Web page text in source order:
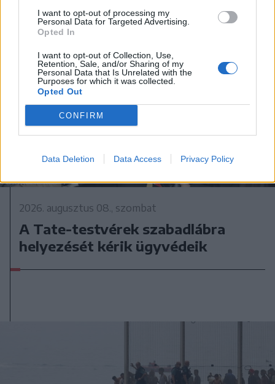
I want to opt-out of processing my
Personal Data for Targeted Advertising.
Opted In
I want to opt-out of Collection, Use,
Retention, Sale, and/or Sharing of my
Personal Data that Is Unrelated with the
Purposes for which it was collected.
Opted Out
CONFIRM
Data Deletion Data Access Privacy Policy
2026. augusztus 08., szombat
A Tate-testvérek szabadlábra
helyezését kérik ügyvédeik